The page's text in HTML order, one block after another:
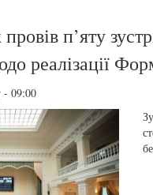
п’яту
реалізації
- 09:00